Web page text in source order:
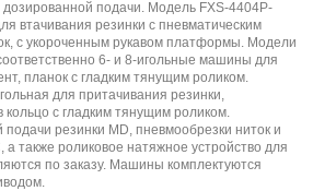
дозированной подачи. Модель FXS-4404P-
втачивания резинки с пневматическим
с укороченным рукавом платформы. Модели
6- и 8-игольные машины для
планок с гладким тянущим роликом.
для притачивания резинки,
с гладким тянущим роликом.
резинки MD, пневмообрезки ниток и
а также роликовое натяжное устройство для
по заказу. Машины комплектуются